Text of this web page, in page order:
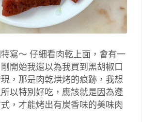
寫～ 仔細看肉乾上面，會有一
開始我還以為我買到黑胡椒口
，那是肉乾烘烤的痕跡，我想
以特別好吃，應該就是因為遵
，才能烤出有炭香味的美味肉